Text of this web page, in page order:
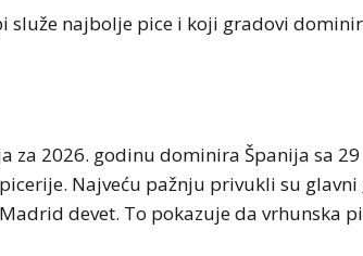
služe najbolje pice i koji gradovi
2026. godinu dominira Španija sa
Najveću pažnju privukli su glavni
devet. To pokazuje da vrhunska